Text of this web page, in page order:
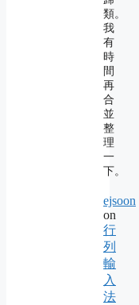
類。
我
有
時
間
再
合
並
整
理
一
下。
ejsoon
on
行
列
輸
入
法